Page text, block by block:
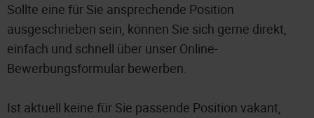
Sollte eine für Sie ansprechende Position
ausgeschrieben sein, können Sie sich gerne direkt,
einfach und schnell über unser Online-
Bewerbungsformular bewerben.
Ist aktuell keine für Sie passende Position vakant,